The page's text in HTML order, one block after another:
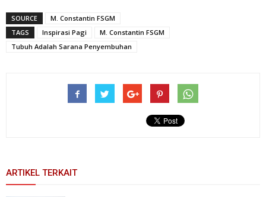
SOURCE
M. Constantin FSGM
TAGS
Inspirasi Pagi
M. Constantin FSGM
Tubuh Adalah Sarana Penyembuhan
ARTIKEL TERKAIT